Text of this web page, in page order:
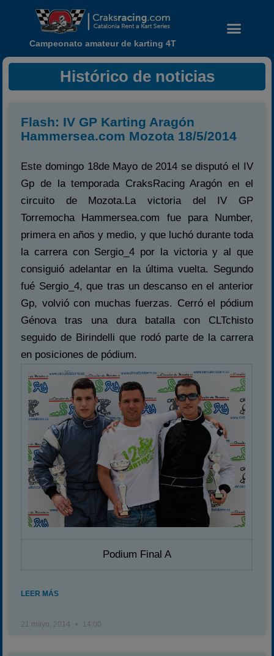
Noticias
Calendario
Temporada 2026
Carreras finalizadas
2020-2021
2022
2023
2024
2025
Estadísticas
Preguntas Frecuentes
Campeonato amateur de karting 4T
Histórico de noticias
Flash: IV GP Karting Aragón
Hammersea.com Mozota 18/5/2014
Este domingo 18de Mayo de 2014 se disputó el IV
Gp de la temporada CraksRacing Aragón en el
circuito de Mozota.La victoria del IV GP
Torremocha Hammersea.com fue para Number,
primera en años y medio, y que luchó durante toda
la carrera con Sergio_4 por la victoria y al que
consiguió adelantar en la última vuelta. Segundo
fué Sergio_4, que tras un descanso en el anterior
Gp, volvió con muchas fuerzas. Cerró el pódium
Génova tras una dura batalla con CLTchisto
seguido de Birindelli que rodó parte de la carrera
en posiciones de pódium.
Podium Final A
LEER MÁS
21 mayo, 2014 14:00